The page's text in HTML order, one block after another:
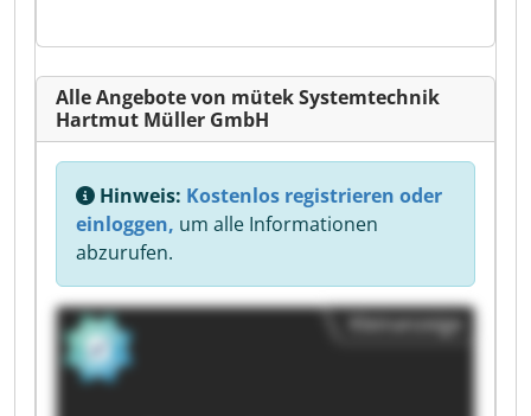
Alle Angebote von mütek Systemtechnik
Hartmut Müller GmbH
Hinweis: Kostenlos registrieren oder
einloggen, um alle Informationen
abzurufen.
Kleinanzeige